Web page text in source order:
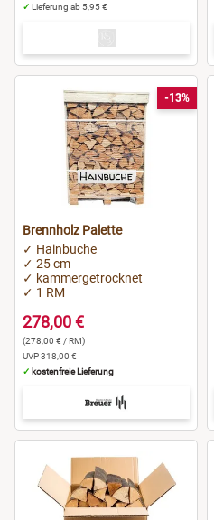
✓ Lieferung ab 5,95 €
-13%
Brennholz Palette
✓ Hainbuche
✓ 25 cm
✓ kammergetrocknet
✓ 1 RM
278,00 €
(278,00 € / RM)
UVP318,00 €
✓ kostenfreie Lieferung